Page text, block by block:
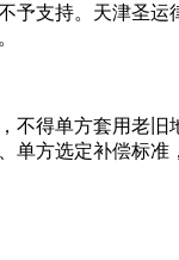
支持。天津圣
得单方套用老
方选定补偿标